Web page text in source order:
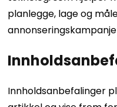
planlegge, lage og
Innholdsanbefalinger